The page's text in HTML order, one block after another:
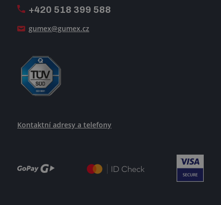
+420 518 399 588
gumex@gumex.cz
Kontaktní adresy a telefony